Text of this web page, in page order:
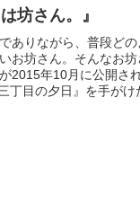
坊さん。』
ありながら、普段ど
お坊さん。そんなお
2015年10月に公開さ
三丁目の夕日』を手が